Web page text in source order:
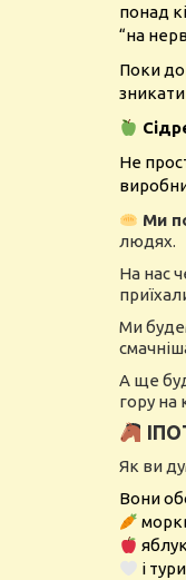
понад
“на
Поки
Не
Ми
людях.
На нас
Ми
А ще
гору на
Як ви
Вони
і